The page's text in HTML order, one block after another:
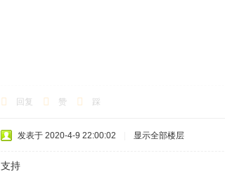
回复 赞 踩
发表于 2020-4-9 22:00:02 显示全部楼层
支持